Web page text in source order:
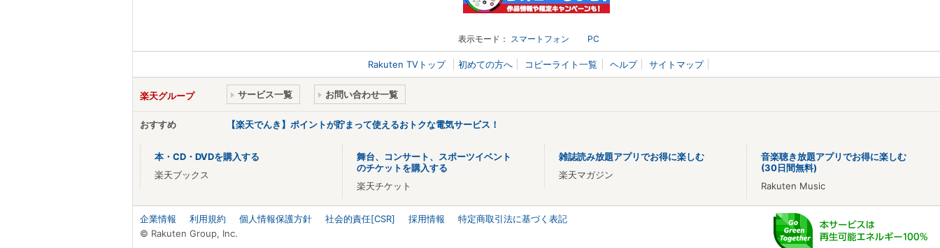
表示モード： スマートフォン PC
Rakuten TVトップ 初めての方へ コピーライト一覧 ヘルプ サイトマップ
楽天グループ サービス一覧 お問い合わせ一覧
おすすめ 【楽天でんき】ポイントが貯まって使えるおトクな電気サービス！
本・CD・DVDを購入する
楽天ブックス
舞台、コンサート、スポーツイベント
のチケットを購入する
楽天チケット
雑誌読み放題アプリでお得に楽しむ
楽天マガジン
音楽聴き放題アプリでお得に楽しむ
(30日間無料)
Rakuten Music
企業情報 利用規約 個人情報保護方針 社会的責任[CSR] 採用情報
特定商取引法に基づく表記
© Rakuten Group, Inc.